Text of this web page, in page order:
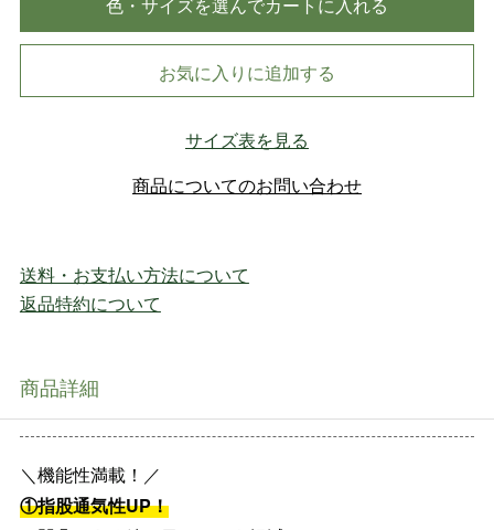
色・サイズを選んでカートに入れる
お気に入りに追加する
サイズ表を見る
商品についてのお問い合わせ
送料・お支払い方法について
返品特約について
商品詳細
＼機能性満載！／
①指股通気性UP！